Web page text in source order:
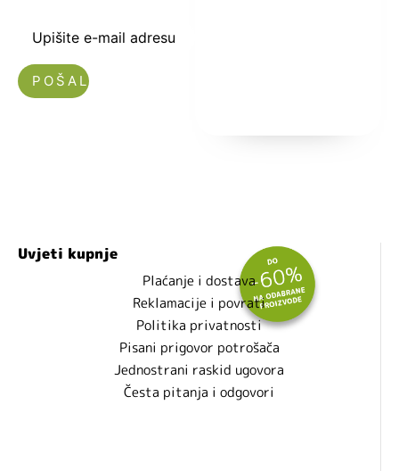
Upišite e-mail adresu
Uvjeti kupnje
Plaćanje i dostava
Reklamacije i povrati
Politika privatnosti
Pisani prigovor potrošača
Jednostrani raskid ugovora
Česta pitanja i odgovori